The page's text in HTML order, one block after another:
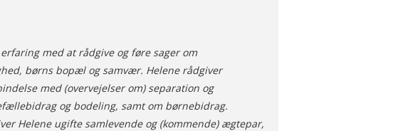
med at rådgive og føre sager om
børns bopæl og samvær. Helene rådgiver
med (overvejelser om) separation og
og bodeling, samt om børnebidrag.
Helene ugifte samlevende og (kommende) ægtepar,